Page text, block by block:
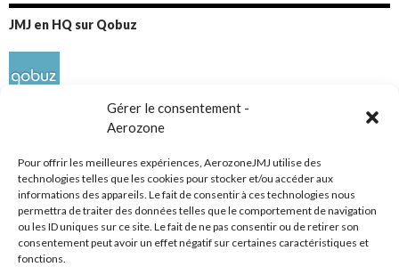
Gérer le consentement -
Aerozone
Pour offrir les meilleures expériences, AerozoneJMJ utilise des
technologies telles que les cookies pour stocker et/ou accéder aux
informations des appareils. Le fait de consentir à ces technologies nous
permettra de traiter des données telles que le comportement de navigation
ou les ID uniques sur ce site. Le fait de ne pas consentir ou de retirer son
consentement peut avoir un effet négatif sur certaines caractéristiques et
fonctions.
JMJ en HQ sur Qobuz
Réseaux sociaux